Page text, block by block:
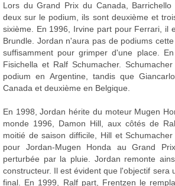
Lors du Grand Prix du Canada,
deux sur le podium, ils sont deuxième et
sixième. En 1996, Irvine part pour Ferrari, il
Brundle. Jordan n'aura pas de podiums
suffisamment pour grimper d'une place.
Fisichella et Ralf Schumacher.
podium en Argentine, tandis que
Canada et deuxième en Belgique.
En 1998, Jordan hérite du moteur Mugen
monde 1996, Damon Hill, aux côtés de
moitié de saison difficile, Hill et
pour Jordan-Mugen Honda au Grand
perturbée par la pluie. Jordan remonte
constructeur. Il est évident que l'objectif sera
final. En 1999, Ralf part, Frentzen le